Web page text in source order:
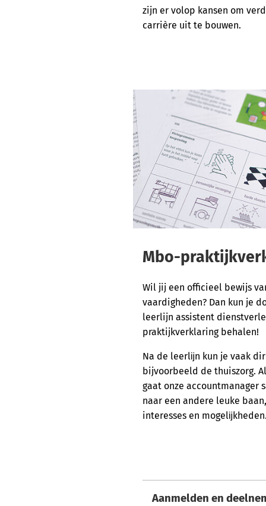
zijn er volop kansen om
carrière uit te bouwen.
Mbo-
Wil jij een officieel bewijs
vaardigheden? Dan kun je
leerlijn assistent
praktijkverklaring behalen!
Na de leerlĳn kun je vaak
bijvoorbeeld de thuiszorg.
gaat onze accountmanager
naar een andere leuke
interesses en
Aanmelden en